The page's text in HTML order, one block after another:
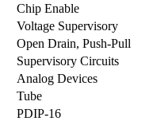
Chip Enable
Voltage Supervisory
Open Drain, Push-Pull
Supervisory Circuits
Analog Devices
Tube
PDIP-16